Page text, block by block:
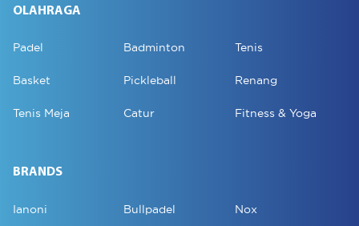
OLAHRAGA
Padel Badminton Tenis
Basket Pickleball Renang
Tenis Meja Catur Fitness & Yoga
BRANDS
Ianoni Bullpadel Nox